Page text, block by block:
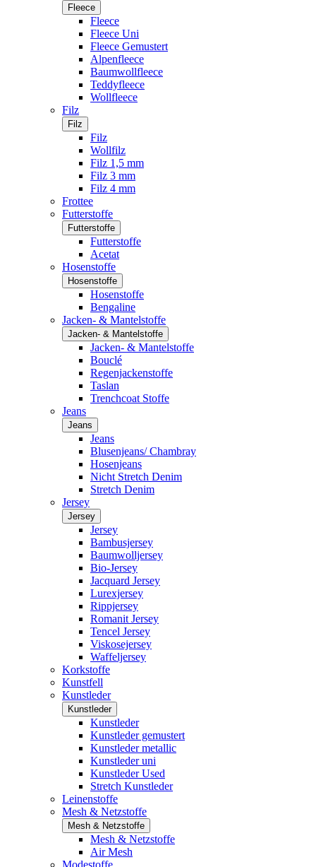
Fleece
Fleece
Fleece Uni
Fleece Gemustert
Alpenfleece
Baumwollfleece
Teddyfleece
Wollfleece
Filz
Filz
Filz
Wollfilz
Filz 1,5 mm
Filz 3 mm
Filz 4 mm
Frottee
Futterstoffe
Futterstoffe
Futterstoffe
Acetat
Hosenstoffe
Hosenstoffe
Hosenstoffe
Bengaline
Jacken- & Mantelstoffe
Jacken- & Mantelstoffe
Jacken- & Mantelstoffe
Bouclé
Regenjackenstoffe
Taslan
Trenchcoat Stoffe
Jeans
Jeans
Jeans
Blusenjeans/ Chambray
Hosenjeans
Nicht Stretch Denim
Stretch Denim
Jersey
Jersey
Jersey
Bambusjersey
Baumwolljersey
Bio-Jersey
Jacquard Jersey
Lurexjersey
Rippjersey
Romanit Jersey
Tencel Jersey
Viskosejersey
Waffeljersey
Korkstoffe
Kunstfell
Kunstleder
Kunstleder
Kunstleder
Kunstleder gemustert
Kunstleder metallic
Kunstleder uni
Kunstleder Used
Stretch Kunstleder
Leinenstoffe
Mesh & Netzstoffe
Mesh & Netzstoffe
Mesh & Netzstoffe
Air Mesh
Modestoffe